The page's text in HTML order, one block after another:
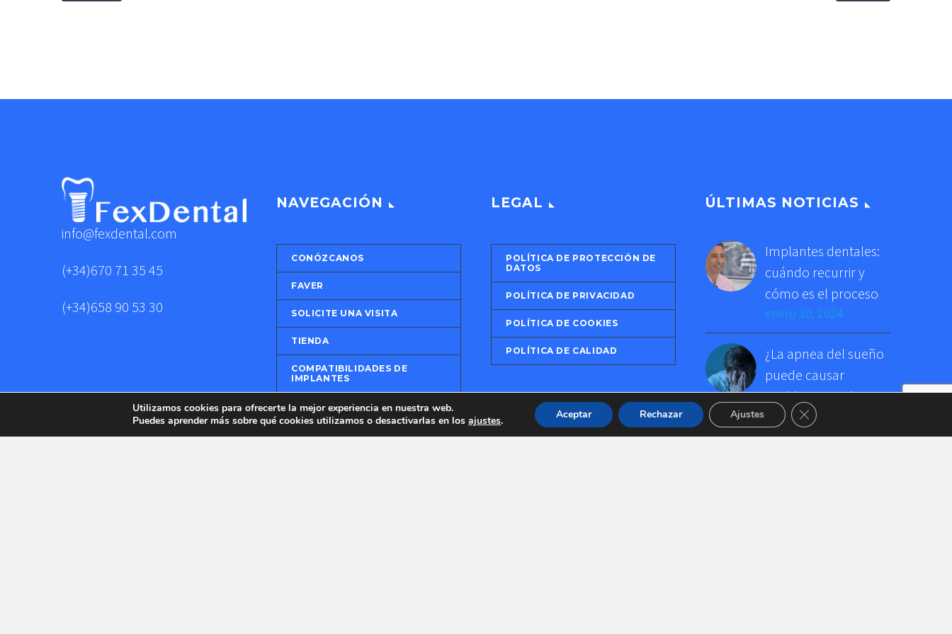
info@fexdental.com
(+34)670 71 35 45
(+34)658 90 53 30
NAVEGACIÓN
CONÓZCANOS
FAVER
SOLICITE UNA VISITA
TIENDA
COMPATIBILIDADES DE
IMPLANTES
NOTICIAS
LEGAL
POLÍTICA DE PROTECCIÓN DE
DATOS
POLÍTICA DE PRIVACIDAD
POLÍTICA DE COOKIES
POLÍTICA DE CALIDAD
ÚLTIMAS NOTICIAS
Implantes dentales:
cuándo recurrir y
cómo es el proceso
enero 30, 2024
¿La apnea del sueño
puede causar
problemas en la
boca?
enero 23, 2024
Utilizamos cookies para ofrecerte la mejor experiencia en nuestra web.
Puedes aprender más sobre qué cookies utilizamos o desactivarlas en losajustes. Aceptar Rechazar Ajustes Cerrar el banner de cookies